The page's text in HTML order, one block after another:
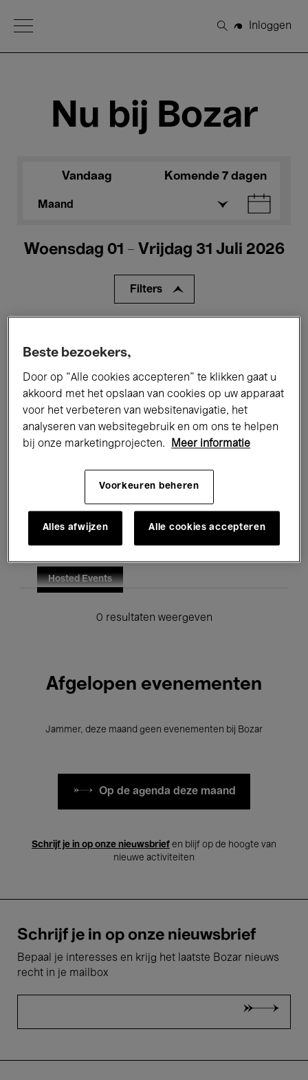
Open Menu
Zoeken
Inloggen
Nu bij Bozar
Vandaag Komende 7 dagen
Maand
Woensdag 01 - Vrijdag 31 Juli 2026
Filters
Performances Lezingen & Debatten
Jazz Klassieke Muziek Global Music
Onderwijs Rondleidingen
Hosted Events
0 resultaten weergeven
Afgelopen evenementen
Jammer, deze maand geen evenementen bij Bozar
Op de agenda deze maand
Schrijf je in op onze nieuwsbrief en blijf op de hoogte van
nieuwe activiteiten
Schrijf je in op onze nieuwsbrief
Bepaal je interesses en krijg het laatste Bozar nieuws
recht in je mailbox
Beste bezoekers,
Door op “Alle cookies accepteren” te klikken gaat u
akkoord met het opslaan van cookies op uw apparaat
voor het verbeteren van websitenavigatie, het
analyseren van websitegebruik en om ons te helpen
bij onze marketingprojecten.
Meer informatie
Voorkeuren beheren
Alles afwijzen Alle cookies accepteren